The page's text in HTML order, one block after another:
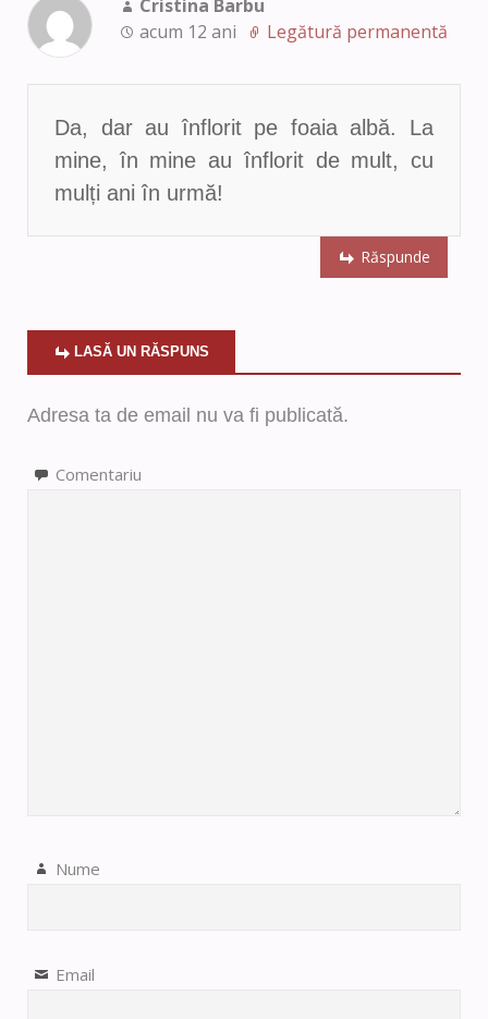
Cristina Barbu
acum 12 ani
Legătură permanentă
Da, dar au înflorit pe foaia albă. La
mine, în mine au înflorit de mult, cu
mulți ani în urmă!
Răspunde
LASĂ UN RĂSPUNS
Adresa ta de email nu va fi publicată.
Comentariu
Nume
Email